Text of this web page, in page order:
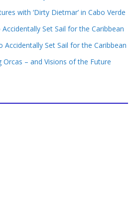
with ‘Dirty Dietmar’ in Cabo Verde
Set Sail for the Caribbean
Accidentally Set Sail for the Caribbean
Orcas – and Visions of the Future